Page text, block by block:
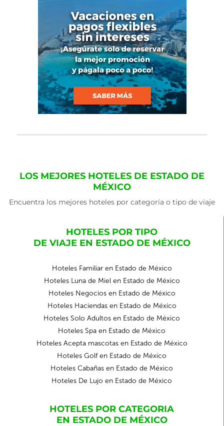
LOS MEJORES HOTELES DE ESTADO DE
MÉXICO
Encuentra los mejores hoteles por categoría o tipo de viaje
HOTELES POR TIPO
DE VIAJE EN ESTADO DE MÉXICO
Hoteles Familiar en Estado de México
Hoteles Luna de Miel en Estado de México
Hoteles Negocios en Estado de México
Hoteles Haciendas en Estado de México
Hoteles Solo Adultos en Estado de México
Hoteles Spa en Estado de México
Hoteles Acepta mascotas en Estado de México
Hoteles Golf en Estado de México
Hoteles Cabañas en Estado de México
Hoteles De Lujo en Estado de México
HOTELES POR CATEGORIA
EN ESTADO DE MÉXICO